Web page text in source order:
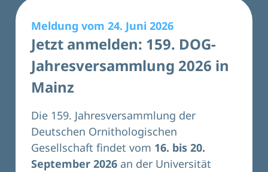
Meldung vom 24. Juni 2026
Jetzt anmelden: 159. DOG-
Jahresversammlung 2026 in
Mainz
Die 159. Jahresversammlung der
Deutschen Ornithologischen
Gesellschaft findet vom 16. bis 20.
September 2026 an der Universität